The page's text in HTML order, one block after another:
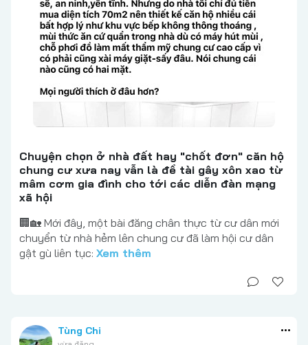
Chuyện chọn ở nhà đất hay "chốt đơn" căn hộ
chung cư xưa nay vẫn là đề tài gây xôn xao từ
mâm cơm gia đình cho tới các diễn đàn mạng
xã hội
🏢🏡 Mới đây, một bài đăng chân thực từ cư dân mới
chuyển từ nhà hẻm lên chung cư đã làm hội cư dân
gật gù liên tục: Xem thêm
Tùng Chi